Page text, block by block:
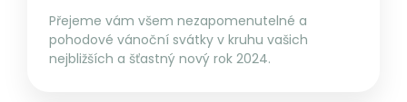
Přejeme vám všem nezapomenutelné a
pohodové vánoční svátky v kruhu vašich
nejbližších a šťastný nový rok 2024.